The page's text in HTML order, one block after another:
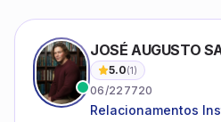
JOSÉ AUGUSTO
5.0(1)
06/227720
Relacionamentos